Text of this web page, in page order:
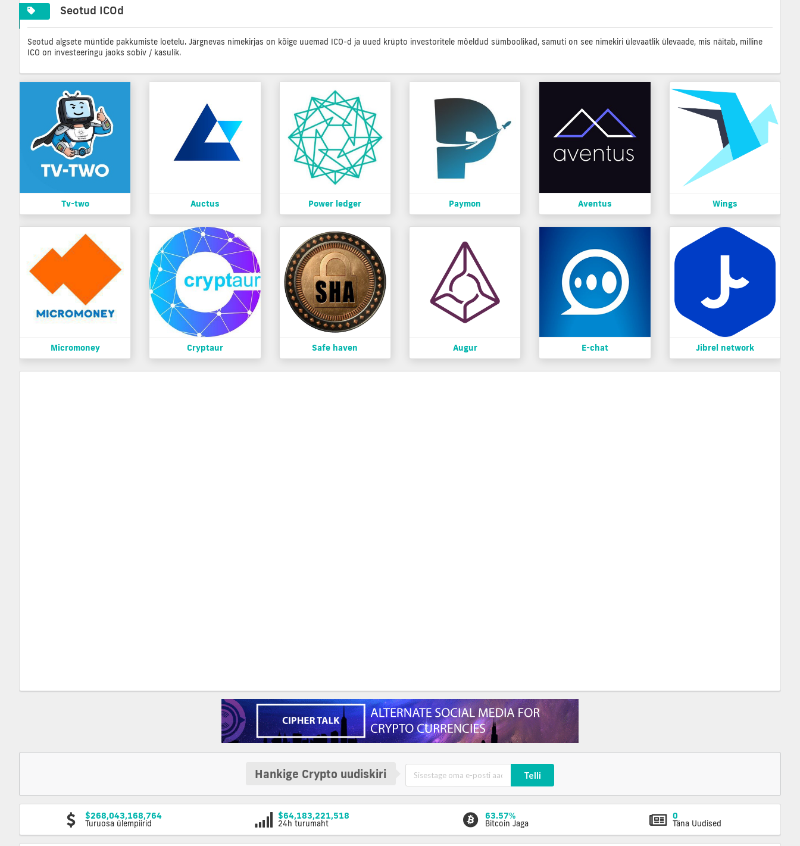
Seotud ICOd
Seotud algsete müntide pakkumiste loetelu. Järgnevas nimekirjas on kõige uuemad ICO-d ja uued krüpto investoritele mõeldud sümboolikad, samuti on see nimekiri ülevaatlik ülevaade, mis näitab, milline
ICO on investeeringu jaoks sobiv / kasulik.
Tv-two Auctus Power ledger Paymon Aventus Wings
Micromoney Cryptaur Safe haven Augur E-chat Jibrel network
Hankige Crypto uudiskiri Telli
$268,043,168,764
Turuosa ülempiirid
$64,183,221,518
24h turumaht
63.57%
Bitcoin Jaga
0
Täna Uudised